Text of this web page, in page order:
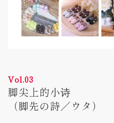
Vol.03
脚尖上的小诗
（脚先の詩／ウタ）